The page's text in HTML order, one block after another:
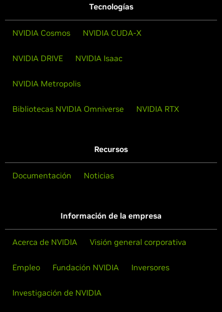
Tecnologías
NVIDIA Cosmos NVIDIA CUDA-X
NVIDIA DRIVE NVIDIA Isaac
NVIDIA Metropolis
Bibliotecas NVIDIA Omniverse NVIDIA RTX
Recursos
Documentación Noticias
Información de la empresa
Acerca de NVIDIA Visión general corporativa
Empleo Fundación NVIDIA Inversores
Investigación de NVIDIA